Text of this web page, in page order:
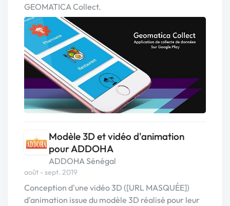
GEOMATICA Collect.
Modèle 3D et vidéo d'animation
pour ADDOHA
ADDOHA Sénégal
août - sept. 2019
Conception d'une vidéo 3D ([URL MASQUÉE])
d'animation issue du modèle 3D réalisé pour leur